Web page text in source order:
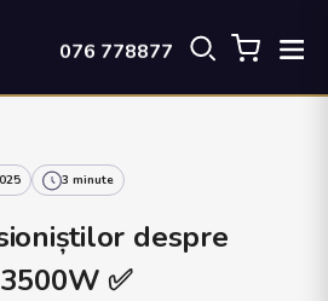
076 778877
3 minute
despre
✅